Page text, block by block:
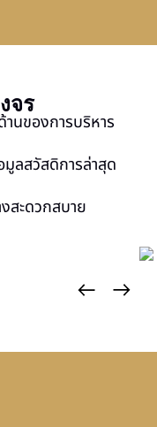
จร
นของการบริหาร
ลสวัสดิการล่าสุด
สะดวกสบาย